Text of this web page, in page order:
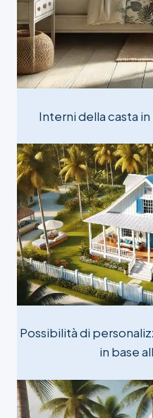
Interni della casta
Possibilità di
in base